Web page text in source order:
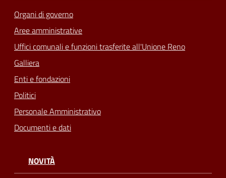
Organi di governo
Aree amministrative
Uffici comunali e funzioni trasferite all'Unione Reno
Galliera
Enti e fondazioni
Politici
Personale Amministrativo
Documenti e dati
NOVITÀ